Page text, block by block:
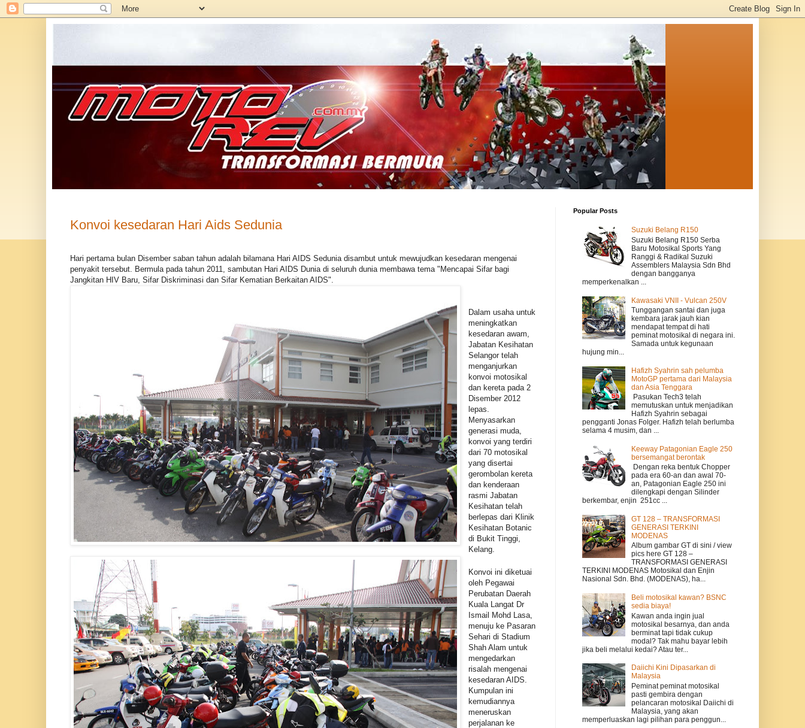
Konvoi kesedaran Hari Aids Sedunia
Hari pertama bulan Disember saban tahun adalah bilamana Hari AIDS Sedunia disambut untuk mewujudkan kesedaran mengenai
penyakit tersebut. Bermula pada tahun 2011, sambutan Hari AIDS Dunia di seluruh dunia membawa tema "Mencapai Sifar bagi
Jangkitan HIV Baru, Sifar Diskriminasi dan Sifar Kematian Berkaitan AIDS".
Dalam usaha untuk
meningkatkan
kesedaran awam,
Jabatan Kesihatan
Selangor telah
menganjurkan
konvoi motosikal
dan kereta pada 2
Disember 2012
lepas.
Menyasarkan
generasi muda,
konvoi yang terdiri
dari 70 motosikal
yang disertai
gerombolan kereta
dan kenderaan
rasmi Jabatan
Kesihatan telah
berlepas dari Klinik
Kesihatan Botanic
di Bukit Tinggi,
Kelang.
Konvoi ini diketuai
oleh Pegawai
Perubatan Daerah
Kuala Langat Dr
Ismail Mohd Lasa,
menuju ke Pasaran
Sehari di Stadium
Shah Alam untuk
mengedarkan
risalah mengenai
kesedaran AIDS.
Kumpulan ini
kemudiannya
meneruskan
perjalanan ke
Popular Posts
Suzuki Belang R150
Suzuki Belang R150 Serba
Baru Motosikal Sports Yang
Ranggi & Radikal Suzuki
Assemblers Malaysia Sdn Bhd
dengan bangganya
memperkenalkan ...
Kawasaki VNII - Vulcan 250V
Tunggangan santai dan juga
kembara jarak jauh kian
mendapat tempat di hati
peminat motosikal di negara ini.
Samada untuk kegunaan
hujung min...
Hafizh Syahrin sah pelumba
MotoGP pertama dari Malaysia
dan Asia Tenggara
Pasukan Tech3 telah
memutuskan untuk menjadikan
Hafizh Syahrin sebagai
pengganti Jonas Folger. Hafizh telah berlumba
selama 4 musim, dan ...
Keeway Patagonian Eagle 250
bersemangat berontak
Dengan reka bentuk Chopper
pada era 60-an dan awal 70-
an, Patagonian Eagle 250 ini
dilengkapi dengan Silinder
berkembar, enjin 251cc ...
GT 128 – TRANSFORMASI
GENERASI TERKINI
MODENAS
Album gambar GT di sini / view
pics here GT 128 –
TRANSFORMASI GENERASI
TERKINI MODENAS Motosikal dan Enjin
Nasional Sdn. Bhd. (MODENAS), ha...
Beli motosikal kawan? BSNC
sedia biaya!
Kawan anda ingin jual
motosikal besarnya, dan anda
berminat tapi tidak cukup
modal? Tak mahu bayar lebih
jika beli melalui kedai? Atau ter...
Daiichi Kini Dipasarkan di
Malaysia
Peminat peminat motosikal
pasti gembira dengan
pelancaran motosikal Daiichi di
Malaysia, yang akan
memperluaskan lagi pilihan para penggun...